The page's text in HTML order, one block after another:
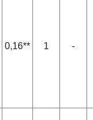
0,16** 1 -